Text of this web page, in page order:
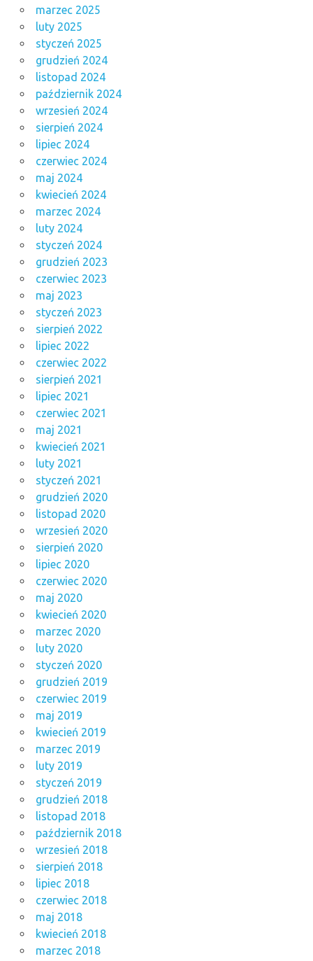
marzec 2025
luty 2025
styczeń 2025
grudzień 2024
listopad 2024
październik 2024
wrzesień 2024
sierpień 2024
lipiec 2024
czerwiec 2024
maj 2024
kwiecień 2024
marzec 2024
luty 2024
styczeń 2024
grudzień 2023
czerwiec 2023
maj 2023
styczeń 2023
sierpień 2022
lipiec 2022
czerwiec 2022
sierpień 2021
lipiec 2021
czerwiec 2021
maj 2021
kwiecień 2021
luty 2021
styczeń 2021
grudzień 2020
listopad 2020
wrzesień 2020
sierpień 2020
lipiec 2020
czerwiec 2020
maj 2020
kwiecień 2020
marzec 2020
luty 2020
styczeń 2020
grudzień 2019
czerwiec 2019
maj 2019
kwiecień 2019
marzec 2019
luty 2019
styczeń 2019
grudzień 2018
listopad 2018
październik 2018
wrzesień 2018
sierpień 2018
lipiec 2018
czerwiec 2018
maj 2018
kwiecień 2018
marzec 2018